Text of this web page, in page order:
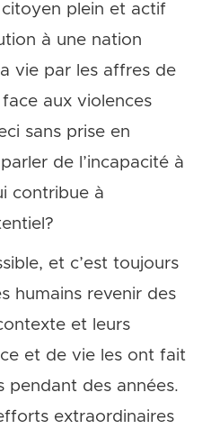
plein et actif
à une nation
vie par les affres de
aux violences
sans prise en
de l’incapacité à
contribue à
et c’est toujours
humains revenir des
et leurs
et de vie les ont fait
pendant des années.
extraordinaires